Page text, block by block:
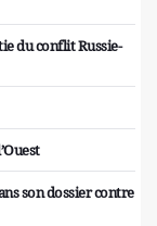
du conflit Russie-
son dossier contre